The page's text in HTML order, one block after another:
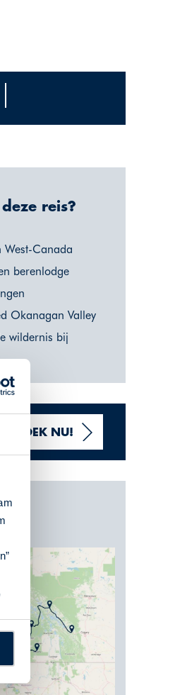
reis?
West-Canada
berenlodge
Okanagan Valley
wildernis bij
BOEK NU!